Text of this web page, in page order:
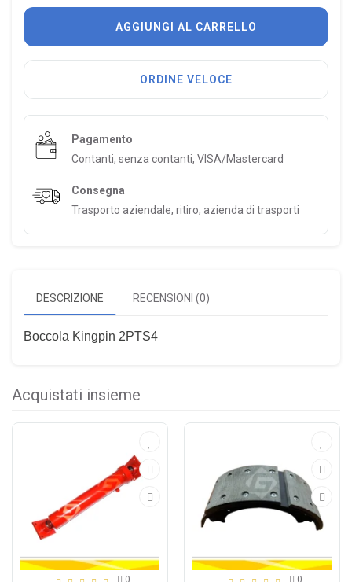
AGGIUNGI AL CARRELLO
ORDINE VELOCE
Pagamento
Contanti, senza contanti, VISA/Mastercard
Consegna
Trasporto aziendale, ritiro, azienda di trasporti
DESCRIZIONE RECENSIONI (0)
Boccola Kingpin 2PTS4
Acquistati insieme
0 0